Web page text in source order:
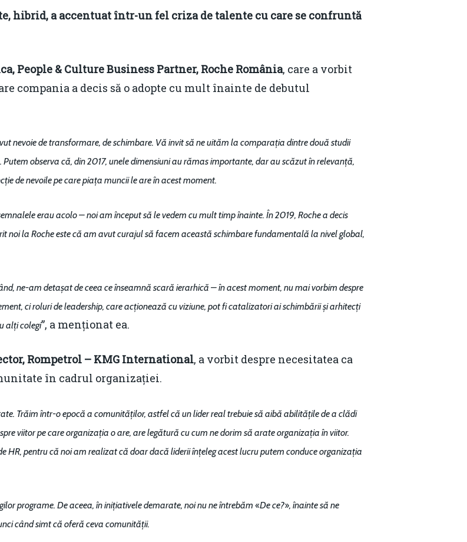
hibrid, a accentuat într-un fel criza de talente cu care se confruntă
People & Culture Business Partner, Roche România, care a vorbit
compania a decis să o adopte cu mult înainte de debutul
nevoie de transformare, de schimbare. Vă invit să ne uităm la comparația dintre două studii
observa că, din 2017, unele dimensiuni au rămas importante, dar au scăzut în relevanță,
de nevoile pe care piața muncii le are în acest moment.
erau acolo – noi am început să le vedem cu mult timp înainte. În 2019, Roche a decis
noi la Roche este că am avut curajul să facem această schimbare fundamentală la nivel global,
ne-am detașat de ceea ce înseamnă scară ierarhică – în acest moment, nu mai vorbim despre
ci roluri de leadership, care acționează cu viziune, pot fi catalizatori ai schimbării și arhitecți
alți colegi”, a menționat ea.
Rompetrol – KMG International, a vorbit despre necesitatea ca
în cadrul organizației.
Trăim într-o epocă a comunităților, astfel că un lider real trebuie să aibă abilitățile de a clădi
viitor pe care organizația o are, are legătură cu cum ne dorim să arate organizația în viitor.
HR, pentru că noi am realizat că doar dacă liderii înțeleg acest lucru putem conduce organizația
programe. De aceea, în inițiativele demarate, noi nu ne întrebăm «De ce?», înainte să ne
când simt că oferă ceva comunității.